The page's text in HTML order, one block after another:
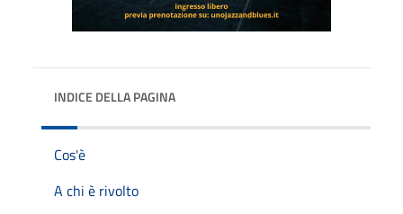
INDICE DELLA PAGINA
Cos'è
A chi è rivolto